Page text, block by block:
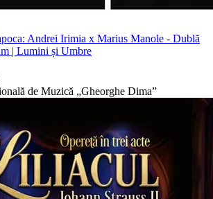
Andrei Irimia x Marius Manole - Dublă
| Lumini și Umbre
de Muzică „Gheorghe Dima”